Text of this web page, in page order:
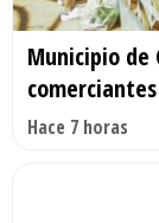
Municipio de
Hace 7 horas